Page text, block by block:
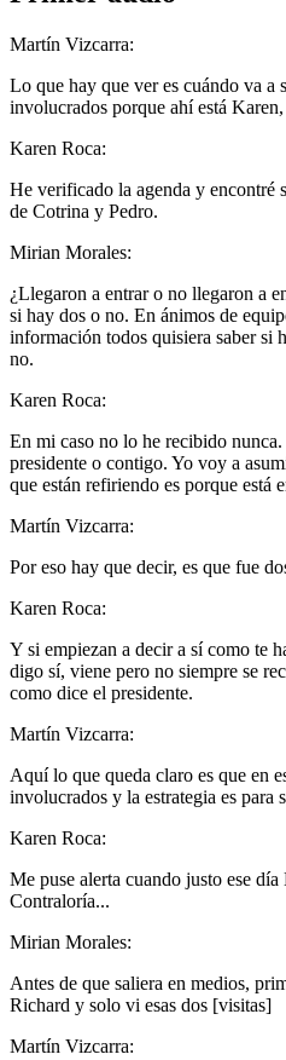
Martín Vizcarra:
Lo que hay que ver es cuándo va a
involucrados porque ahí está
Karen Roca:
He verificado la agenda y encontré
de Cotrina y Pedro.
Mirian Morales:
¿Llegaron a entrar o no llegaron a
si hay dos o no. En ánimos de
información todos quisiera saber si
no.
Karen Roca:
En mi caso no lo he recibido
presidente o contigo. Yo voy a
que están refiriendo es porque está
Martín Vizcarra:
Por eso hay que decir, es que fue
Karen Roca:
Y si empiezan a decir a sí como te
digo sí, viene pero no siempre se
como dice el presidente.
Martín Vizcarra:
Aquí lo que queda claro es que en
involucrados y la estrategia es para
Karen Roca:
Me puse alerta cuando justo ese
Contraloría...
Mirian Morales:
Antes de que saliera en medios,
Richard y solo vi esas dos [visitas]
Martín Vizcarra: